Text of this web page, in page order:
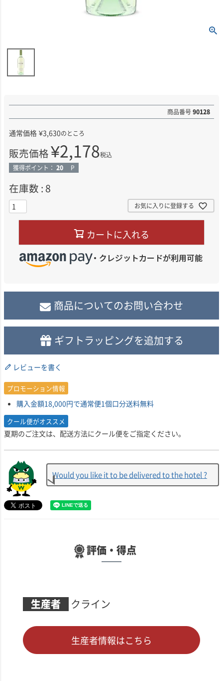
商品番号90128
通常価格 ¥3,630のところ
販売価格¥2,178税込
獲得ポイント： 20 P
在庫数 8
お気に入りに登録する
カートに入れる
商品についてのお問い合わせ
ギフトラッピングを追加する
レビューを書く
プロモーション情報
購入金額18,000円で通常便1個口分送料無料
クール便がオススメ
夏期のご注文は、配送方法にクール便をご指定ください。
Would you like it to be delivered to the hotel ?
評価・得点
生産者 クライン
生産者情報はこちら